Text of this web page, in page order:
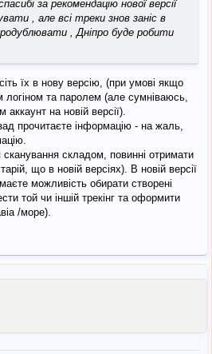
за рекомендацію нової версії
, але всі треки знов заніс в
, Дніпро буде робити
їх в нову версію, (при умові якщо
та паролем (але сумніваюсь,
на новій версії).
прочитаєте інформацію - на жаль,
сканування складом, повинні отримати
що в новій версіях). В новій версії
можливість обирати створені
той чи іншій трекінг та оформити
/море).